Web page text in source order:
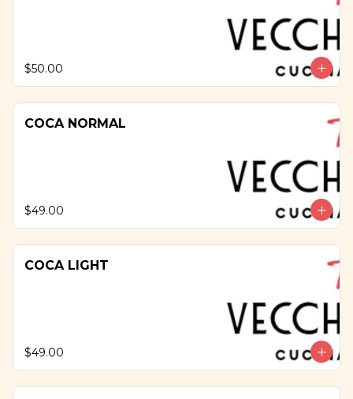
$50.00
COCA NORMAL
$49.00
COCA LIGHT
$49.00